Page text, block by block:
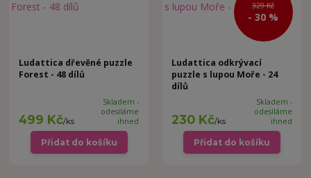
Ludattica dřevěné puzzle
Forest - 48 dílů
499 Kč/ks
Skladem -
odesíláme
ihned
Přidat do košíku
329 Kč
- 30 %
Ludattica odkrývací
puzzle s lupou Moře - 24
dílů
230 Kč/ks
Skladem -
odesíláme
ihned
Přidat do košíku